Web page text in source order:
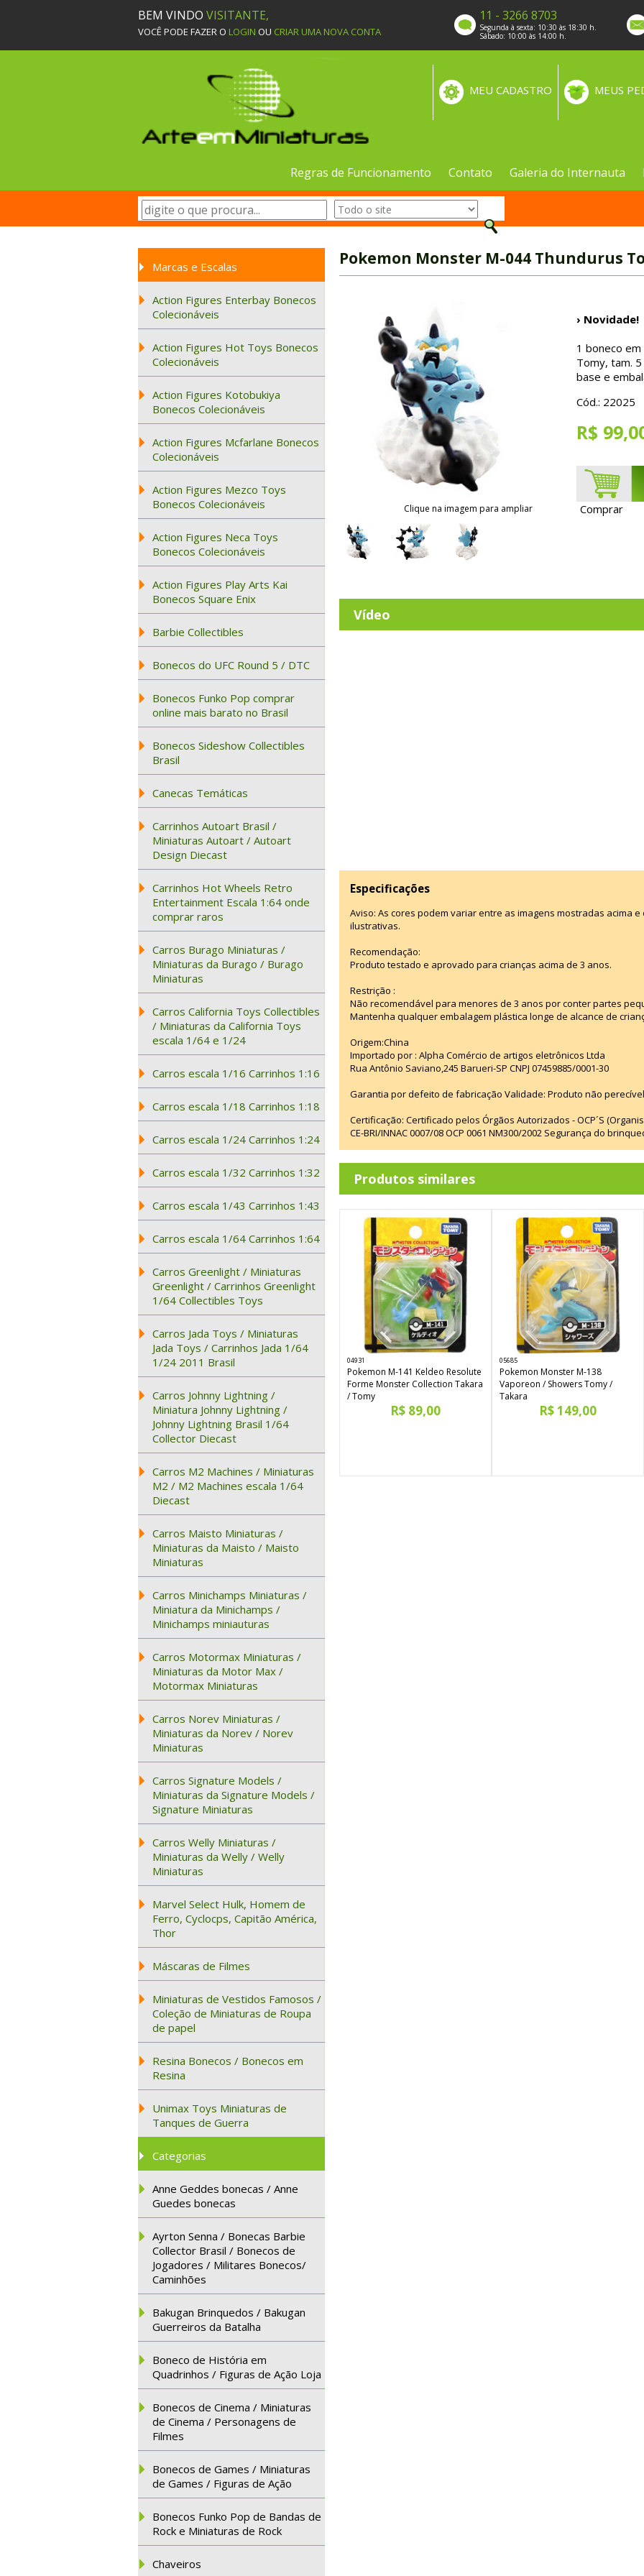
BEM VINDO VISITANTE,
VOCÊ PODE FAZER O LOGIN OU CRIAR UMA NOVA CONTA
11 - 3266 8703
Segunda à sexta: 10:30 às 18:30 h.
Sábado: 10:00 às 14:00 h.
MEUS
MEU CADASTRO
Regras de Funcionamento Contato Galeria do Internauta
Marcas e Escalas
Action Figures Enterbay Bonecos
Colecionáveis
Action Figures Hot Toys Bonecos
Colecionáveis
Action Figures Kotobukiya
Bonecos Colecionáveis
Action Figures Mcfarlane Bonecos
Colecionáveis
Action Figures Mezco Toys
Bonecos Colecionáveis
Action Figures Neca Toys
Bonecos Colecionáveis
Action Figures Play Arts Kai
Bonecos Square Enix
Barbie Collectibles
Bonecos do UFC Round 5 / DTC
Bonecos Funko Pop comprar
online mais barato no Brasil
Bonecos Sideshow Collectibles
Brasil
Canecas Temáticas
Carrinhos Autoart Brasil /
Miniaturas Autoart / Autoart
Design Diecast
Carrinhos Hot Wheels Retro
Entertainment Escala 1:64 onde
comprar raros
Carros Burago Miniaturas /
Miniaturas da Burago / Burago
Miniaturas
Carros California Toys Collectibles
/ Miniaturas da California Toys
escala 1/64 e 1/24
Carros escala 1/16 Carrinhos 1:16
Carros escala 1/18 Carrinhos 1:18
Carros escala 1/24 Carrinhos 1:24
Carros escala 1/32 Carrinhos 1:32
Carros escala 1/43 Carrinhos 1:43
Carros escala 1/64 Carrinhos 1:64
Carros Greenlight / Miniaturas
Greenlight / Carrinhos Greenlight
1/64 Collectibles Toys
Carros Jada Toys / Miniaturas
Jada Toys / Carrinhos Jada 1/64
1/24 2011 Brasil
Carros Johnny Lightning /
Miniatura Johnny Lightning /
Johnny Lightning Brasil 1/64
Collector Diecast
Carros M2 Machines / Miniaturas
M2 / M2 Machines escala 1/64
Diecast
Carros Maisto Miniaturas /
Miniaturas da Maisto / Maisto
Miniaturas
Carros Minichamps Miniaturas /
Miniatura da Minichamps /
Minichamps miniauturas
Carros Motormax Miniaturas /
Miniaturas da Motor Max /
Motormax Miniaturas
Carros Norev Miniaturas /
Miniaturas da Norev / Norev
Miniaturas
Carros Signature Models /
Miniaturas da Signature Models /
Signature Miniaturas
Carros Welly Miniaturas /
Miniaturas da Welly / Welly
Miniaturas
Marvel Select Hulk, Homem de
Ferro, Cyclocps, Capitão América,
Thor
Máscaras de Filmes
Miniaturas de Vestidos Famosos /
Coleção de Miniaturas de Roupa
de papel
Resina Bonecos / Bonecos em
Resina
Unimax Toys Miniaturas de
Tanques de Guerra
Categorias
Anne Geddes bonecas / Anne
Guedes bonecas
Ayrton Senna / Bonecas Barbie
Collector Brasil / Bonecos de
Jogadores / Militares Bonecos/
Caminhões
Bakugan Brinquedos / Bakugan
Guerreiros da Batalha
Boneco de História em
Quadrinhos / Figuras de Ação Loja
Bonecos de Cinema / Miniaturas
de Cinema / Personagens de
Filmes
Bonecos de Games / Miniaturas
de Games / Figuras de Ação
Bonecos Funko Pop de Bandas de
Rock e Miniaturas de Rock
Chaveiros
Pokemon Monster M-044 Thundurus
Clique na imagem para ampliar
› Novidade!
1 boneco em
Tomy, tam. 5
base e
Cód.: 22025
R$
Comprar
Vídeo
Especificações
Aviso: As cores podem variar entre as imagens mostradas acima
ilustrativas.
Recomendação:
Produto testado e aprovado para crianças acima de 3 anos.
Restrição :
Não recomendável para menores de 3 anos por conter partes
Mantenha qualquer embalagem plástica longe de alcance de
Origem:China
Importado por : Alpha Comércio de artigos eletrônicos Ltda
Rua Antônio Saviano,245 Barueri-SP CNPJ 07459885/0001-30
Garantia por defeito de fabricação Validade: Produto não
Certificação: Certificado pelos Órgãos Autorizados - OCP´S
CE-BRI/INNAC 0007/08 OCP 0061 NM300/2002 Segurança do
Produtos similares
04931
Pokemon M-141 Keldeo Resolute
Forme Monster Collection Takara
/ Tomy
R$ 89,00
05685
Pokemon Monster M-138
Vaporeon / Showers Tomy /
Takara
R$ 149,00